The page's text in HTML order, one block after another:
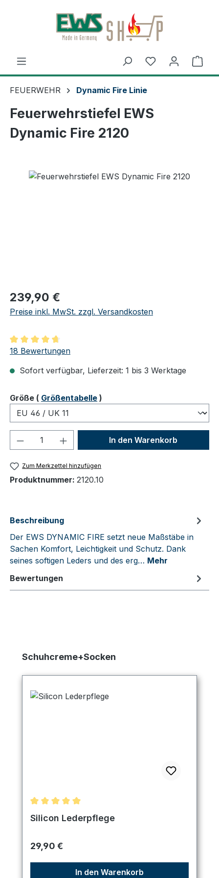
Zum Hauptinhalt springen
FEUERWEHR Dynamic Fire Linie
Feuerwehrstiefel EWS
Dynamic Fire 2120
Regulärer Preis:
239,90 €
Preise inkl. MwSt. zzgl. Versandkosten
Durchschnittliche Bewertung von 4.83 von 5 Sternen
18 Bewertungen
Sofort verfügbar, Lieferzeit: 1 bis 3 Werktage
Größeauswählen
( Größentabelle )
Produkt Anzahl: Gib denIn den Warenkorb
Zum Merkzettel hinzufügen
Produktnummer: 2120.10
Beschreibung
Der EWS DYNAMIC FIRE setzt neue Maßstäbe in
Sachen Komfort, Leichtigkeit und Schutz. Dank
seines softigen Leders und des erg… Mehr
Bewertungen
Produktgalerie überspringen
Schuhcreme+Socken
Durchschnittliche Bewertung von 5 von 5 Sternen
Silicon Lederpflege
Regulärer Preis:
29,90 €
In den Warenkorb